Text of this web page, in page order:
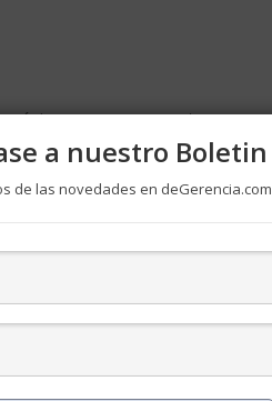
vez que comente.
datos de tus comentarios
a nuestro Boletin
de las novedades en deGerencia.com